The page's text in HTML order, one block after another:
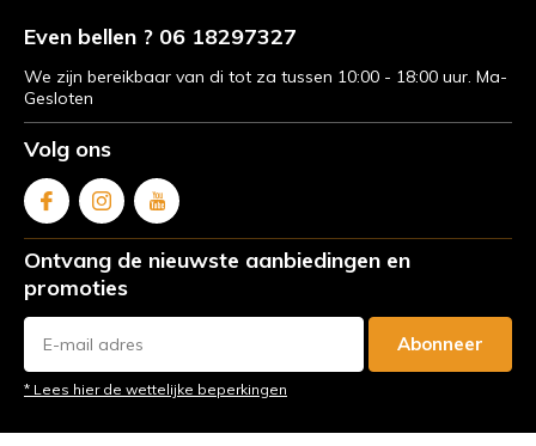
Even bellen ? 06 18297327
We zijn bereikbaar van di tot za tussen 10:00 - 18:00 uur. Ma-
Gesloten
Volg ons
Ontvang de nieuwste aanbiedingen en
promoties
Abonneer
* Lees hier de wettelijke beperkingen